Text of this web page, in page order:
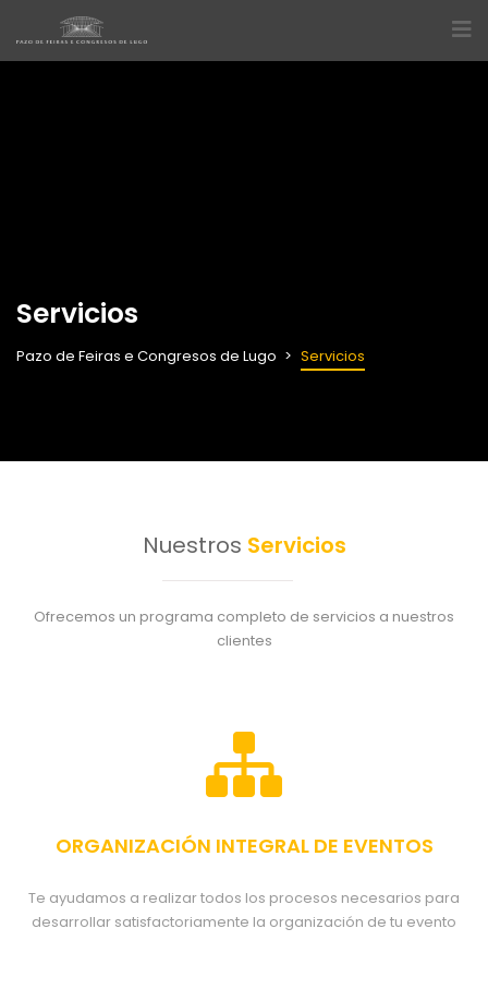
Servicios
Pazo de Feiras e Congresos de Lugo Servicios
Nuestros Servicios
Ofrecemos un programa completo de servicios a nuestros
clientes
ORGANIZACIÓN INTEGRAL DE EVENTOS
Te ayudamos a realizar todos los procesos necesarios para
desarrollar satisfactoriamente la organización de tu evento